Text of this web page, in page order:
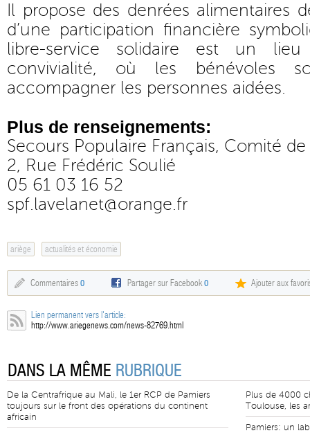
Il propose des denrées alimentaires
d’une participation financière
libre-service solidaire est un
convivialité, où les bénévoles
accompagner les personnes aidées.
Plus de renseignements:
Secours Populaire Français, Comité
2, Rue Frédéric Soulié
05 61 03 16 52
spf.lavelanet@orange.fr
ariège actualités et économie
Commentaires 0 Partager sur Facebook0 Ajouter aux
Lien permanent vers l'article:
http://www.ariegenews.com/news-82769.html
DANS LA MÊME RUBRIQUE
De la Centrafrique au Mali, le 1er RCP de Pamiers
toujours sur le front des opérations du continent
africain
Plus de 4000
Toulouse, les
Pamiers: un